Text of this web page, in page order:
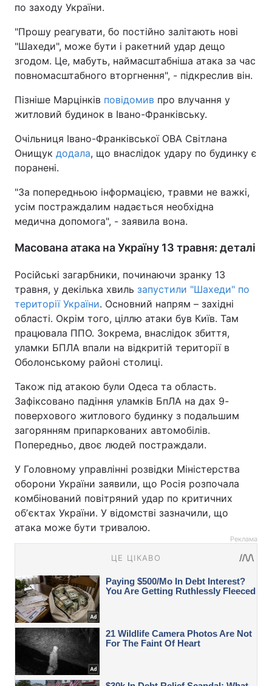
по заходу України.
"Прошу реагувати, бо постійно залітають нові
"Шахеди", може бути і ракетний удар дещо
згодом. Це, мабуть, наймасштабніша атака за час
повномасштабного вторгнення", - підкреслив він.
Пізніше Марцінків повідомив про влучання у
житловий будинок в Івано-Франківську.
Очільниця Івано-Франківської ОВА Світлана
Онищук додала, що внаслідок удару по будинку є
поранені.
"За попередньою інформацією, травми не важкі,
усім постраждалим надається необхідна
медична допомога", - заявила вона.
Масована атака на Україну 13 травня: деталі
Російські загарбники, починаючи зранку 13
травня, у декілька хвиль запустили "Шахеди" по
території України. Основний напрям – західні
області. Окрім того, ціллю атаки був Київ. Там
працювала ППО. Зокрема, внаслідок збиття,
уламки БПЛА впали на відкритій території в
Оболонському районі столиці.
Також під атакою були Одеса та область.
Зафіксовано падіння уламків БпЛА на дах 9-
поверхового житлового будинку з подальшим
загорянням припаркованих автомобілів.
Попередньо, двоє людей постраждали.
У Головному управлінні розвідки Міністерства
оборони України заявили, що Росія розпочала
комбінований повітряний удар по критичних
обʼєктах України. У відомстві зазначили, що
атака може бути тривалою.
Реклама